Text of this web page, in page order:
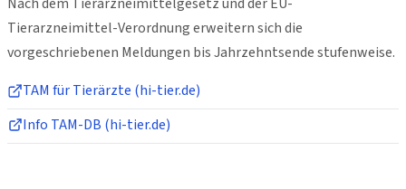
Tierarzneimittel-Verordnung erweitern sich die
vorgeschriebenen Meldungen bis Jahrzehntsende stufenweise.
TAM für Tierärzte (hi-tier.de)
Info TAM-DB (hi-tier.de)